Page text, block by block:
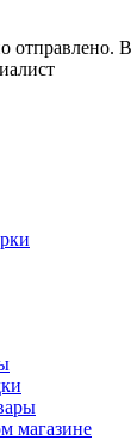
отправлено.
магазине